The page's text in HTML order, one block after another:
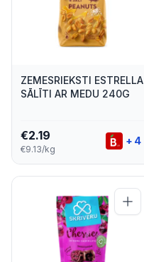
ZEMESRIEKSTI ESTRELLA
SĀLĪTI AR MEDU 240G
€2.19
€9.13/kg
+ 4